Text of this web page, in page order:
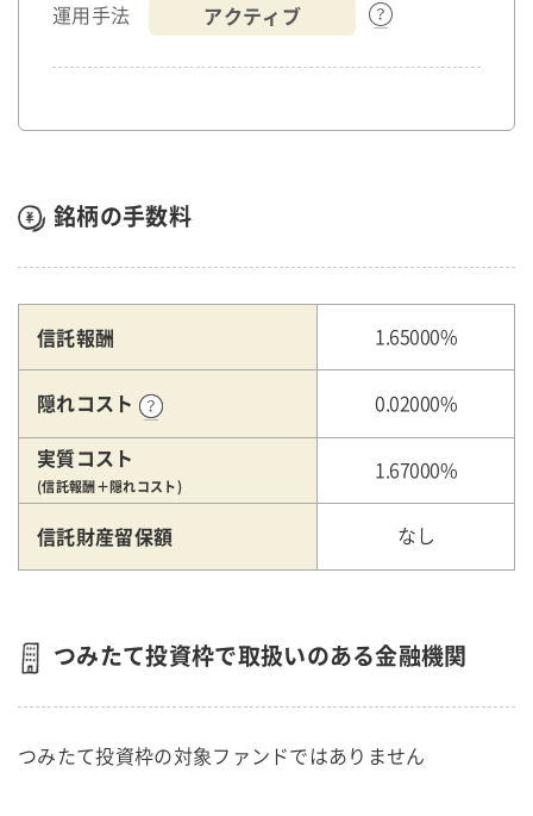
運用手法 アクティブ
銘柄の手数料
信託報酬 1.65000%
隠れコスト 0.02000%
実質コスト
(信託報酬＋隠れコスト)
1.67000%
信託財産留保額 なし
つみたて投資枠で取扱いのある金融機関
つみたて投資枠の対象ファンドではありません